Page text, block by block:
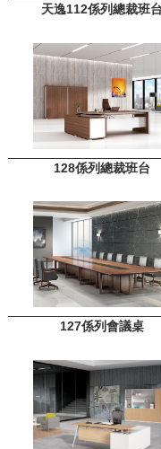
天逸112係列總裁班台
128係列總裁班台
127係列會議桌